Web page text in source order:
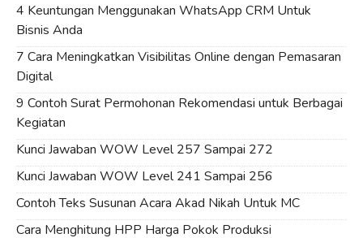
4 Keuntungan Menggunakan WhatsApp CRM Untuk
Bisnis Anda
7 Cara Meningkatkan Visibilitas Online dengan Pemasaran
Digital
9 Contoh Surat Permohonan Rekomendasi untuk Berbagai
Kegiatan
Kunci Jawaban WOW Level 257 Sampai 272
Kunci Jawaban WOW Level 241 Sampai 256
Contoh Teks Susunan Acara Akad Nikah Untuk MC
Cara Menghitung HPP Harga Pokok Produksi